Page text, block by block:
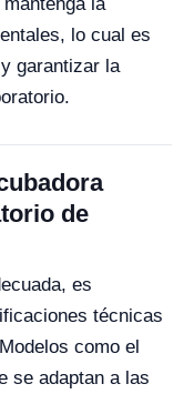
lo cual es
garantizar la
de
es
técnicas
como el
se adaptan a las